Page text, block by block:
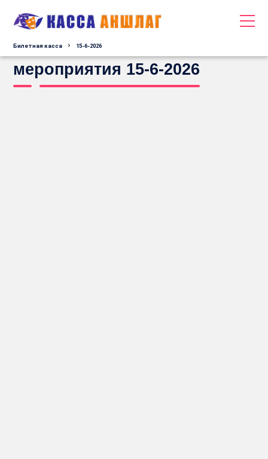
Билетная касса 15-6-2026
мероприятия 15-6-2026